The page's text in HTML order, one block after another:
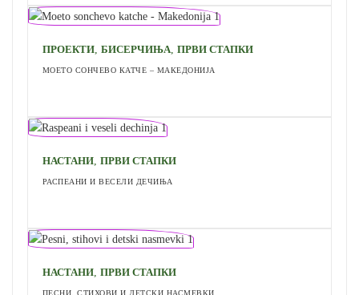
ПРОЕКТИ, БИСЕРЧИЊА, ПРВИ СТАПКИ
МОЕТО СОНЧЕВО КАТЧЕ – МАКЕДОНИЈА
НАСТАНИ, ПРВИ СТАПКИ
РАСПЕАНИ И ВЕСЕЛИ ДЕЧИЊА
НАСТАНИ, ПРВИ СТАПКИ
ПЕСНИ, СТИХОВИ И ДЕТСКИ НАСМЕВКИ